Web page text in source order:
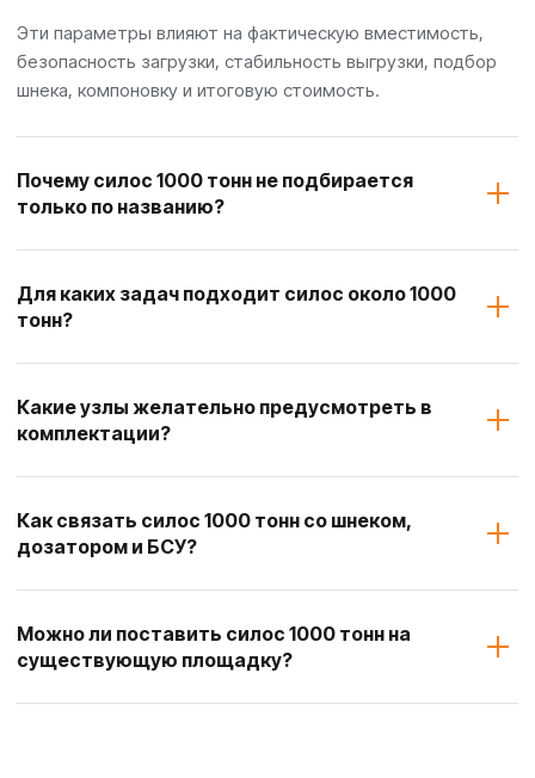
Эти параметры влияют на фактическую вместимость,
безопасность загрузки, стабильность выгрузки, подбор
шнека, компоновку и итоговую стоимость.
Почему силос 1000 тонн не подбирается
только по названию?
Для каких задач подходит силос около 1000
тонн?
Какие узлы желательно предусмотреть в
комплектации?
Как связать силос 1000 тонн со шнеком,
дозатором и БСУ?
Можно ли поставить силос 1000 тонн на
существующую площадку?